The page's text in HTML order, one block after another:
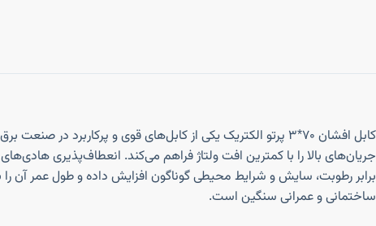
ساختمانی و عمرانی سنگین است.